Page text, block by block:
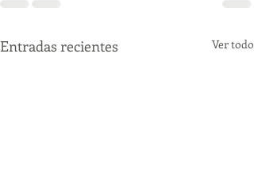
Entradas recientes Ver todo